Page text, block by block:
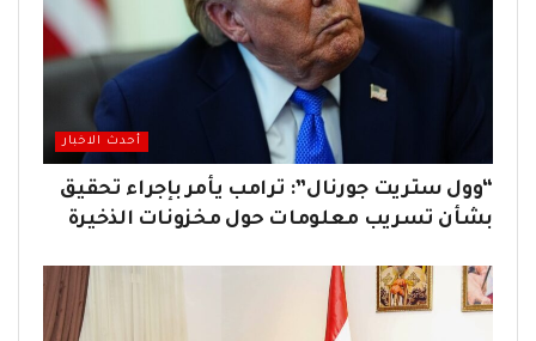
أحدث الاخبار
“وول ستريت جورنال”: ترامب يأمر بإجراء تحقيق
بشأن تسريب معلومات حول مخزونات الذخيرة